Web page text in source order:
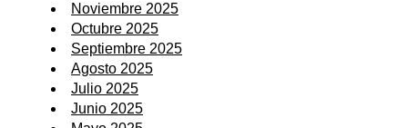
Noviembre 2025
Octubre 2025
Septiembre 2025
Agosto 2025
Julio 2025
Junio 2025